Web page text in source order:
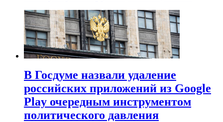
В Госдуме назвали удаление
российских приложений из Google
Play очередным инструментом
политического давления